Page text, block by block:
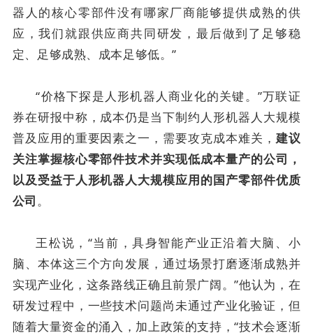
器人的核心零部件没有哪家厂商能够提供成熟的供
应，我们就跟供应商共同研发，最后做到了足够稳
定、足够成熟、成本足够低。”
“价格下探是人形机器人商业化的关键。”万联证
券在研报中称，成本仍是当下制约人形机器人大规模
普及应用的重要因素之一，需要攻克成本难关， 建议
关注掌握核心零部件技术并实现低成本量产的公司，
以及受益于人形机器人大规模应用的国产零部件优质
公司 。
王松说，“当前，具身智能产业正沿着大脑、小
脑、本体这三个方向发展，通过场景打磨逐渐成熟并
实现产业化，这条路线正确且前景广阔。”他认为，在
研发过程中，一些技术问题尚未通过产业化验证，但
随着大量资金的涌入，加上政策的支持，“技术会逐渐